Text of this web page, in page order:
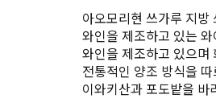
아오모리현 쓰가루 지
와인을 제조하고 있는
와인을 제조하고 있으며
전통적인 양조 방식을
이와키산과 포도밭을